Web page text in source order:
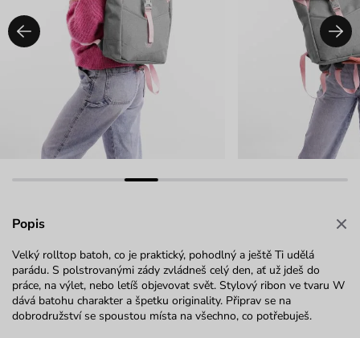
Popis
Velký rolltop batoh, co je praktický, pohodlný a ještě Ti udělá
parádu. S polstrovanými zády zvládneš celý den, ať už jdeš do
práce, na výlet, nebo letíš objevovat svět. Stylový ribon ve tvaru W
dává batohu charakter a špetku originality. Připrav se na
dobrodružství se spoustou místa na všechno, co potřebuješ.